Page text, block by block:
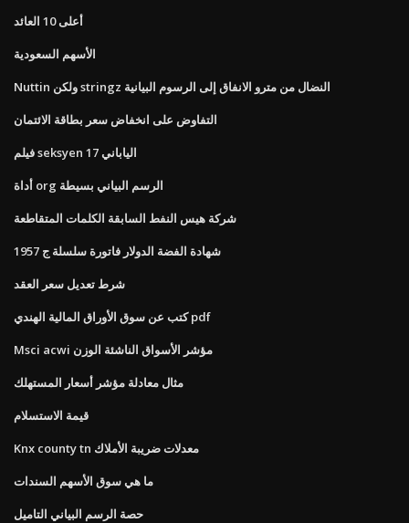
أعلى 10 العائد
الأسهم السعودية
Nuttin ولكن stringz النضال من مترو الانفاق إلى الرسوم البيانية
التفاوض على انخفاض سعر بطاقة الائتمان
فيلم seksyen الياباني 17
أداة org الرسم البياني بسيطة
شركة هيس النفط السابقة الكلمات المتقاطعة
1957 شهادة الفضة الدولار فاتورة سلسلة ج
شرط تعديل سعر العقد
كتب عن سوق الأوراق المالية الهندي pdf
Msci acwi مؤشر الأسواق الناشئة الوزن
مثال معادلة مؤشر أسعار المستهلك
قيمة الاستسلام
Knx county tn معدلات ضريبة الأملاك
ما هي سوق الأسهم السندات
حصة الرسم البياني التاميل